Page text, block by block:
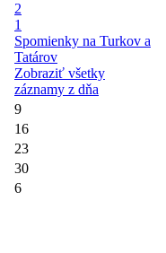
2
1
Spomienky na Turkov a
Tatárov
Zobraziť všetky
záznamy z dňa
9
16
23
30
6